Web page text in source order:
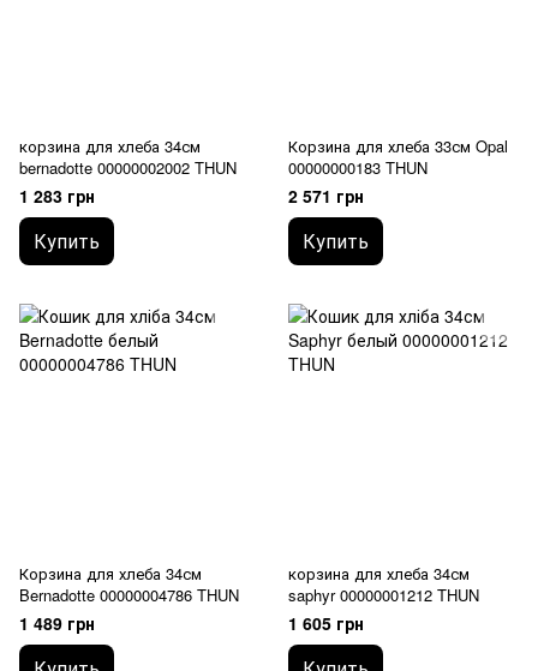
корзина для хлеба 34см
bernadotte 00000002002 THUN
1 283 грн
Купить
Корзина для хлеба 33см Opal
00000000183 THUN
2 571 грн
Купить
Корзина для хлеба 34см
Bernadotte 00000004786 THUN
1 489 грн
корзина для хлеба 34см
saphyr 00000001212 THUN
1 605 грн